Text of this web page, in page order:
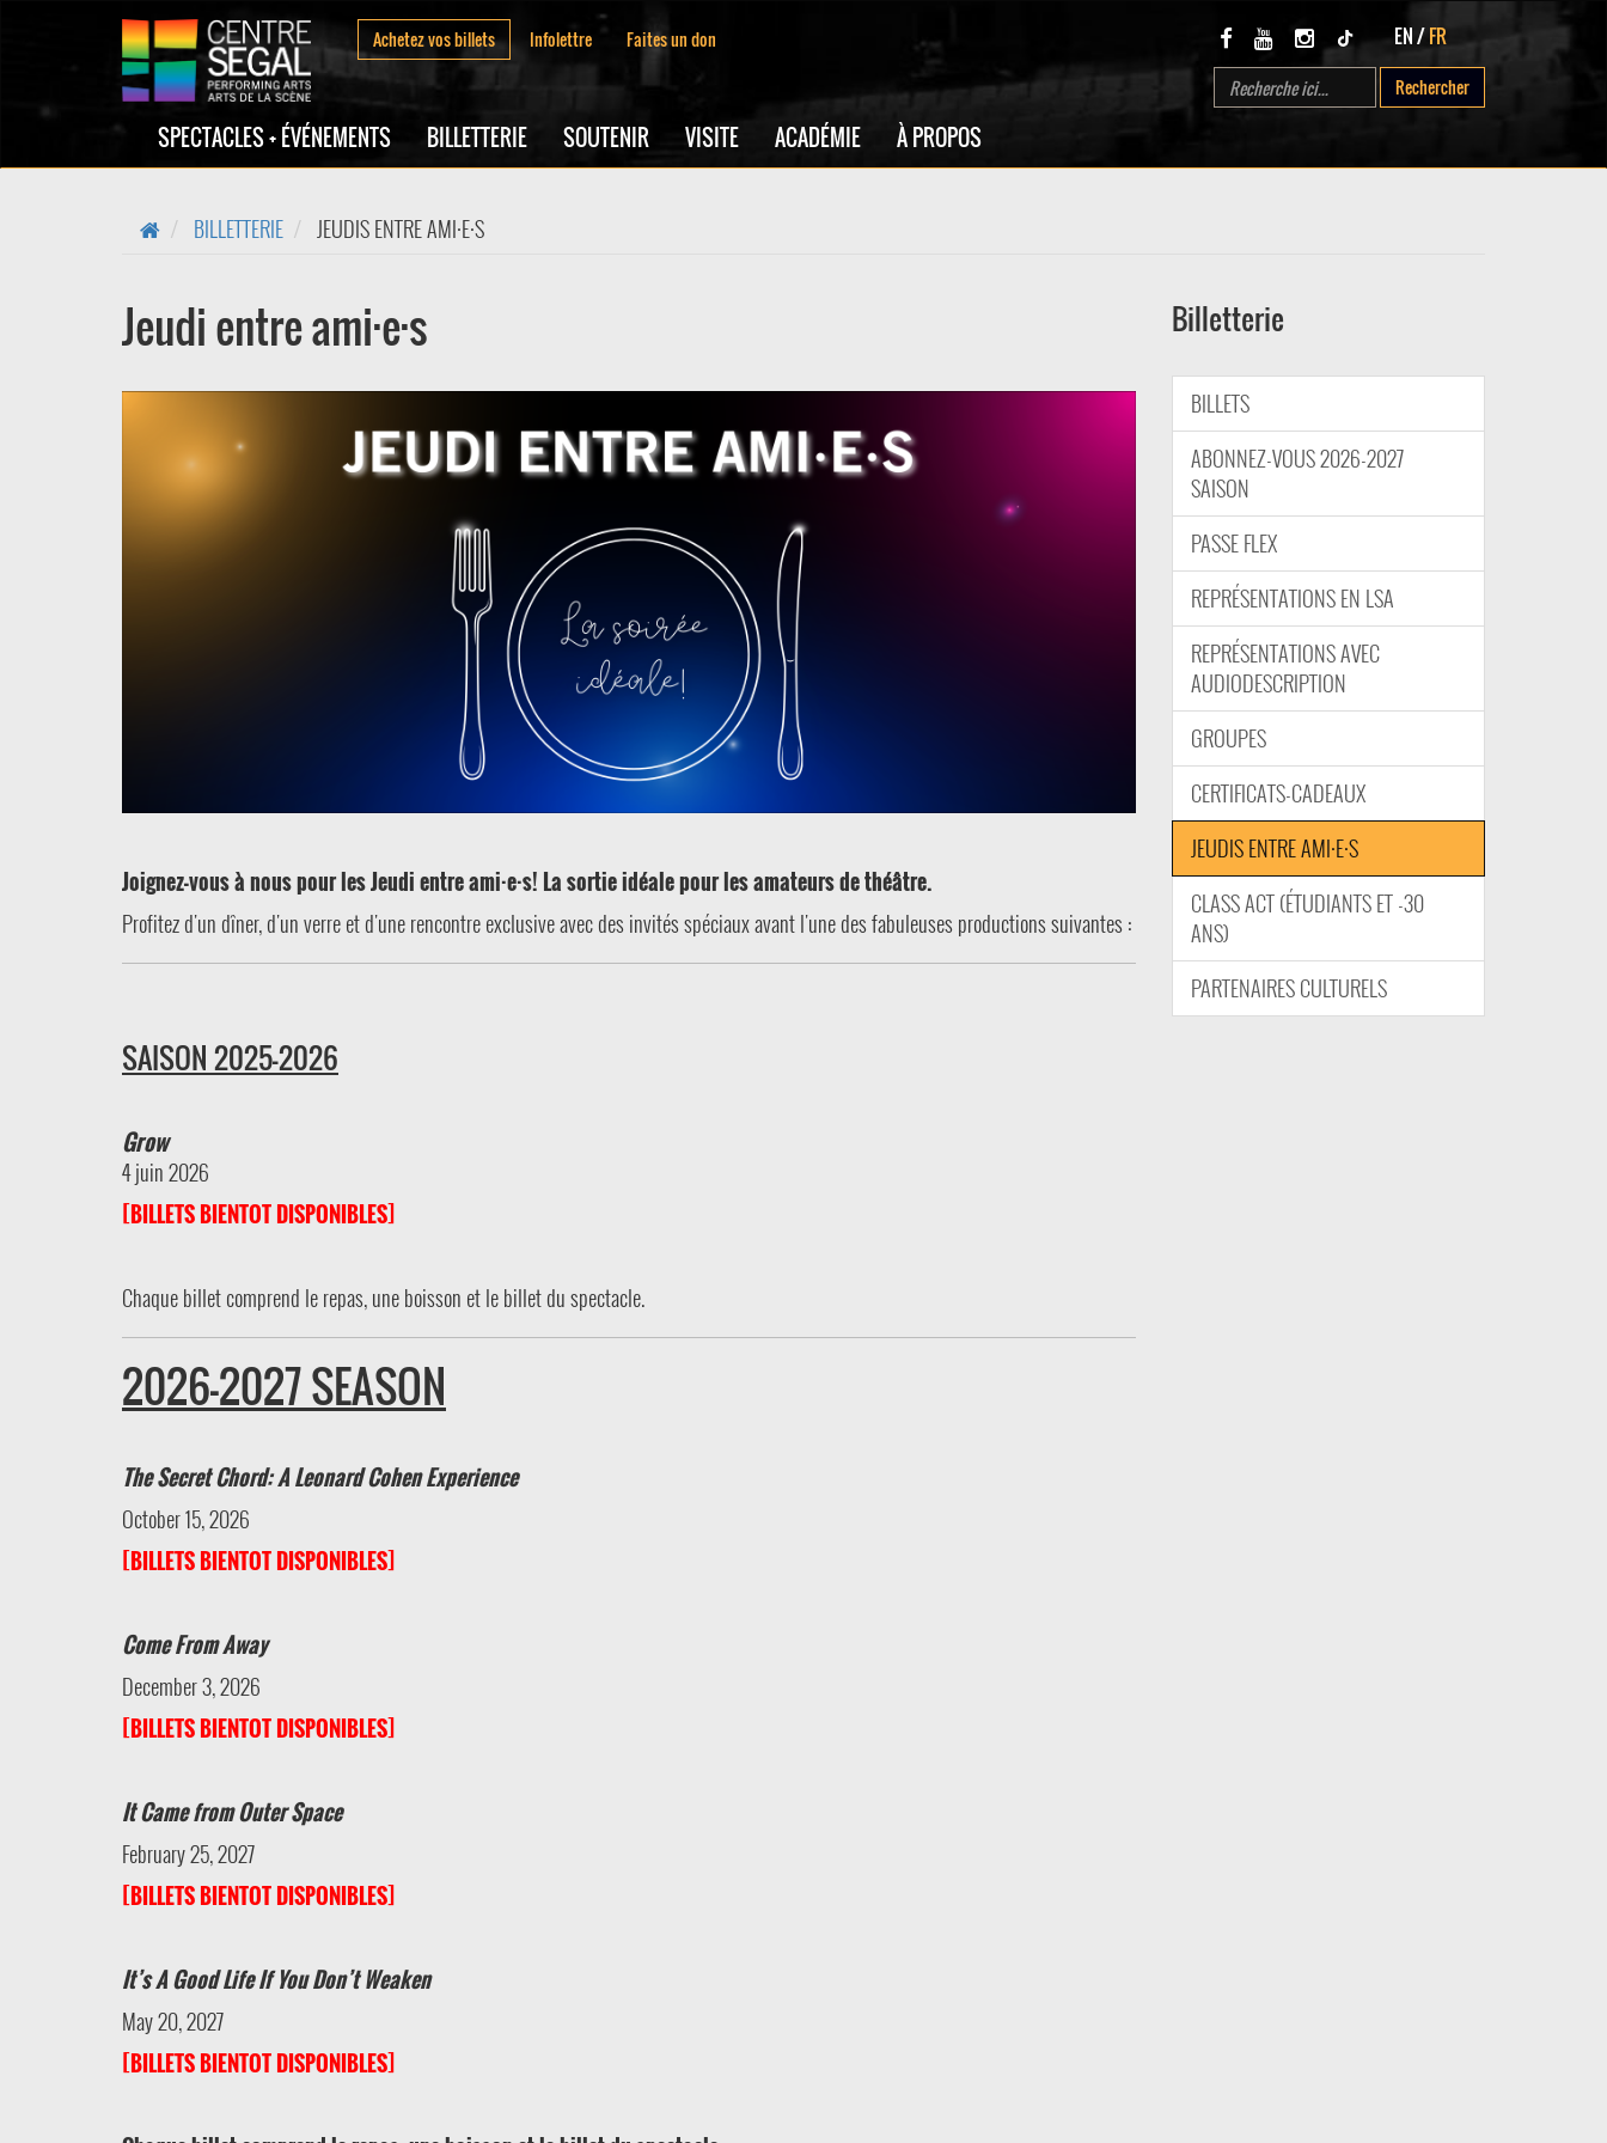
EN/FR
Rechercher
Achetez vos billets Infolettre Faites un don
SPECTACLES + ÉVÉNEMENTS BILLETTERIE SOUTENIR VISITE ACADÉMIE À PROPOS
BILLETTERIE JEUDIS ENTRE AMI·E·S
Jeudi entre ami·e·s
Joignez-vous à nous pour les Jeudi entre ami·e·s! La sortie idéale pour les amateurs de théâtre.
Profitez d'un dîner, d'un verre et d'une rencontre exclusive avec des invités spéciaux avant l'une des fabuleuses productions suivantes :
SAISON 2025-2026
Grow
4 juin 2026
[BILLETS BIENTOT DISPONIBLES]
Chaque billet comprend le repas, une boisson et le billet du spectacle.
2026-2027 SEASON
The Secret Chord: A Leonard Cohen Experience
October 15, 2026
[BILLETS BIENTOT DISPONIBLES]
Come From Away
December 3, 2026
[BILLETS BIENTOT DISPONIBLES]
It Came from Outer Space
February 25, 2027
[BILLETS BIENTOT DISPONIBLES]
It’s A Good Life If You Don’t Weaken
May 20, 2027
[BILLETS BIENTOT DISPONIBLES]
Billetterie
BILLETS
ABONNEZ-VOUS 2026-2027
SAISON
PASSE FLEX
REPRÉSENTATIONS EN LSA
REPRÉSENTATIONS AVEC
AUDIODESCRIPTION
GROUPES
CERTIFICATS-CADEAUX
JEUDIS ENTRE AMI·E·S
CLASS ACT (ÉTUDIANTS ET -30
ANS)
PARTENAIRES CULTURELS